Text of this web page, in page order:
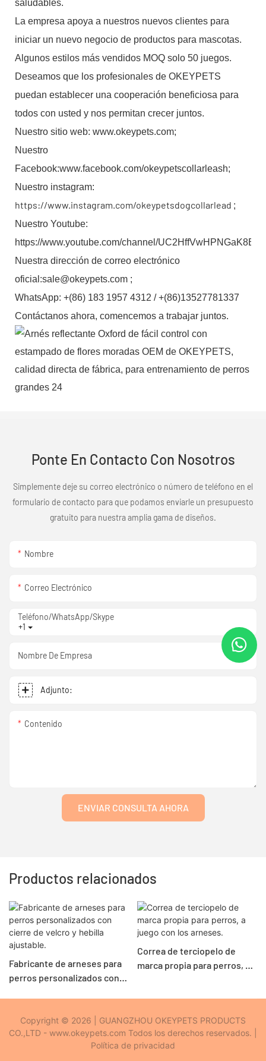
saludables.
La empresa apoya a nuestros nuevos clientes para
iniciar un nuevo negocio de productos para mascotas.
Algunos estilos más vendidos MOQ solo 50 juegos.
Deseamos que los profesionales de OKEYPETS
puedan establecer una cooperación beneficiosa para
todos con usted y nos permitan crecer juntos.
Nuestro sitio web: www.okeypets.com;
Nuestro
Facebook:www.facebook.com/okeypetscollarleash;
Nuestro instagram:
https://www.instagram.com/okeypetsdogcollarlead ;
Nuestro Youtube:
https://www.youtube.com/channel/
Nuestra dirección de correo electrónico
oficial:sale@okeypets.com ;
WhatsApp: +(86) 183 1957 4312 / +(86)13527781337
Contáctanos ahora, comencemos a trabajar juntos.
Ponte En Contacto Con Nosotros
Simplemente deje su correo electrónico o número de teléfono en el
formulario de contacto para que podamos enviarle un presupuesto
gratuito para nuestra amplia gama de diseños.
Nombre
Correo Electrónico
+1
Teléfono/WhatsApp/Skype
Nombre De Empresa
Adjunto:
Contenido
ENVIAR CONSULTA AHORA
Productos relacionados
Fabricante de arneses para
perros personalizados con
Correa de terciopelo de
marca propia para perros, a
Copyright © 2026 | GUANGZHOU OKEYPETS PRODUCTS
CO.,LTD - www.okeypets.com Todos los derechos reservados. |
Política de privacidad